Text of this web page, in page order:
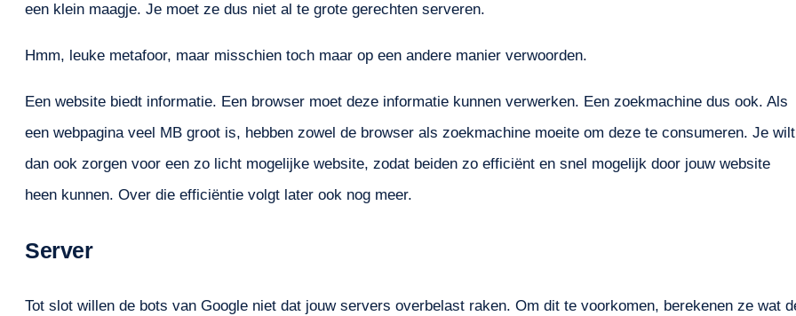
een klein maagje. Je moet ze dus niet al te grote gerechten serveren.
Hmm, leuke metafoor, maar misschien toch maar op een andere manier verwoorden.
Een website biedt informatie. Een browser moet deze informatie kunnen verwerken. Een zoekmachine dus ook. Als
een webpagina veel MB groot is, hebben zowel de browser als zoekmachine moeite om deze te consumeren. Je wilt
dan ook zorgen voor een zo licht mogelijke website, zodat beiden zo efficiënt en snel mogelijk door jouw website
heen kunnen. Over die efficiëntie volgt later ook nog meer.
Server
Tot slot willen de bots van Google niet dat jouw servers overbelast raken. Om dit te voorkomen, berekenen ze wat